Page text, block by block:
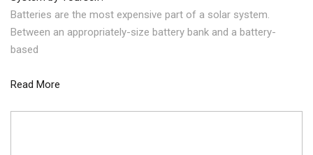
Batteries are the most expensive part of a solar system.
Between an appropriately-size battery bank and a battery-
based
Read More